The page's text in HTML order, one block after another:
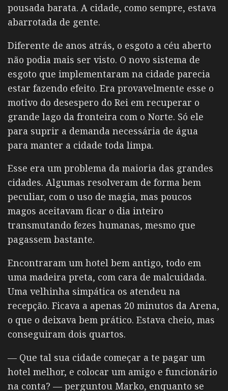
pousada barata. A cidade, como sempre, estava
abarrotada de gente.
Diferente de anos atrás, o esgoto a céu aberto
não podia mais ser visto. O novo sistema de
esgoto que implementaram na cidade parecia
estar fazendo efeito. Era provavelmente esse o
motivo do desespero do Rei em recuperar o
grande lago da fronteira com o Norte. Só ele
para suprir a demanda necessária de água
para manter a cidade toda limpa.
Esse era um problema da maioria das grandes
cidades. Algumas resolveram de forma bem
peculiar, com o uso de magia, mas poucos
magos aceitavam ficar o dia inteiro
transmutando fezes humanas, mesmo que
pagassem bastante.
Encontraram um hotel bem antigo, todo em
uma madeira preta, com cara de malcuidada.
Uma velhinha simpática os atendeu na
recepção. Ficava a apenas 20 minutos da Arena,
o que o deixava bem prático. Estava cheio, mas
conseguiram dois quartos.
— Que tal sua cidade começar a te pagar um
hotel melhor, e colocar um amigo e funcionário
na conta? — perguntou Marko, enquanto se